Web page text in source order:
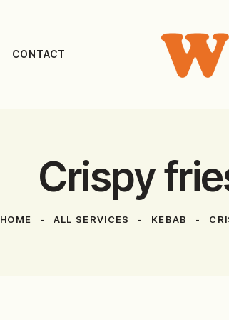
CONTACT
Crispy
HOME ALL SERVICES KEBAB